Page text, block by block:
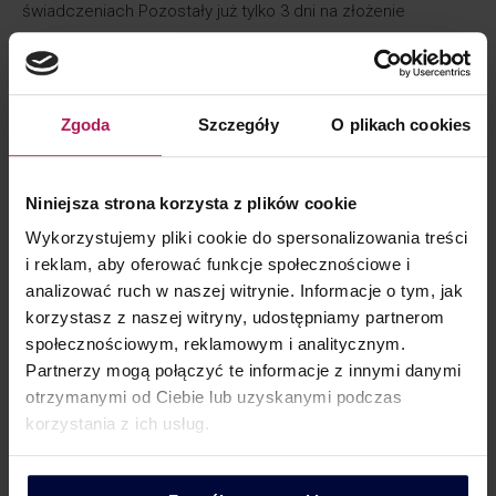
Zgoda Szczegóły O plikach cookies
Niniejsza strona korzysta z plików cookie
Wykorzystujemy pliki cookie do spersonalizowania treści
i reklam, aby oferować funkcje społecznościowe i
analizować ruch w naszej witrynie. Informacje o tym, jak
korzystasz z naszej witryny, udostępniamy partnerom
społecznościowym, reklamowym i analitycznym.
Partnerzy mogą połączyć te informacje z innymi danymi
otrzymanymi od Ciebie lub uzyskanymi podczas
korzystania z ich usług.
świadczeniach Pozostały już tylko 3 dni na złożenie
zgodny z rokiem kalendarzowym. Identyfikując transakcje
z podmiotami powiązanymi, które podlegają
zaraportowaniu, pamiętajmy, że nie dotyczą one wyłącznie
typowych transakcji handlowych lub finansowych.
– nieodpłatnych świadczeniach. Przez nieodpłatne
świadczenia na gruncie przepisów o cenach…